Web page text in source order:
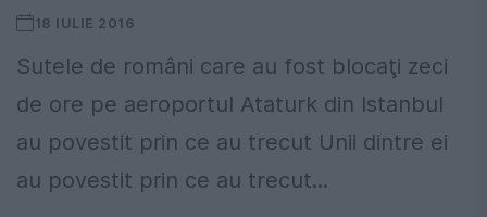
18 IULIE 2016
Sutele de români care au fost blocaţi zeci
de ore pe aeroportul Ataturk din Istanbul
au povestit prin ce au trecut Unii dintre ei
au povestit prin ce au trecut...